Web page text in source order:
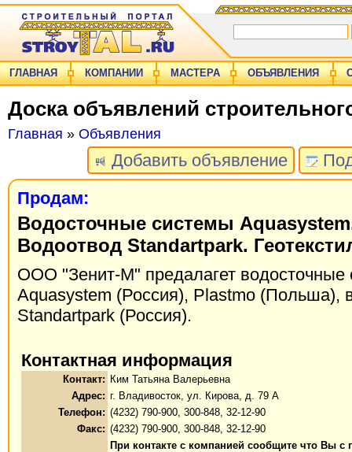
ГЛАВНАЯ КОМПАНИИ МАСТЕРА ОБЪЯВЛЕНИЯ
Доска объявлений
Главная » Объявления
Добавить объявление
Продам:
Водосточные системы
Водоотвод Standartpark.
ООО "Зенит-М" предалагет водосточные
Aquasystem (Россия), Plastmo (Польша),
Standartpark (Россия).
Контактная информация
Контакт: Ким Татьяна Валерьевна
Адрес: г. Владивосток, ул. Кирова, д. 79 А
Телефон: (4232) 790-900, 300-848, 32-12-90
Факс: (4232) 790-900, 300-848, 32-12-90
При контакте с компанией сообщите что Вы с